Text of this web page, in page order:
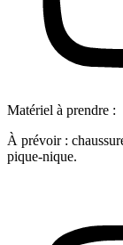
Matériel à prendre :
À prévoir :
pique-nique.